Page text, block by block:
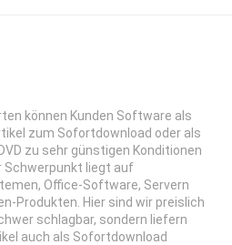
können Kunden Software als
zum Sofortdownload oder als
zu sehr günstigen Konditionen
Schwerpunkt liegt auf
Office-Software, Servern
Produkten. Hier sind wir preislich
schlagbar, sondern liefern
auch als Sofortdownload